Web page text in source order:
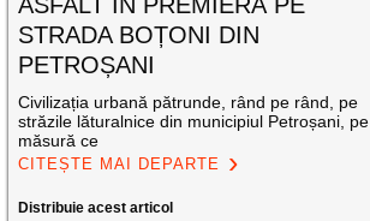
STRADA BOȚONI DIN
PETROȘANI
Civilizația urbană pătrunde, rând pe rând, pe
străzile lăturalnice din municipiul Petroșani, pe
măsură ce
CITEȘTE MAI DEPARTE
Distribuie acest articol